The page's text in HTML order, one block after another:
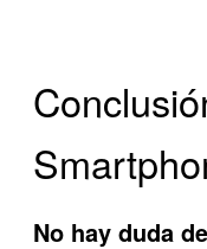
No hay duda